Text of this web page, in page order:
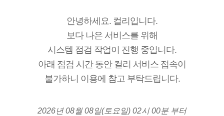
안녕하세요. 컬리입니다.
보다 나은 서비스를 위해
시스템 점검 작업이 진행 중입니다.
아래 점검 시간 동안 컬리 서비스 접속이
불가하니 이용에 참고 부탁드립니다.
2026년 08월 08일(토요일) 02시 00분 부터